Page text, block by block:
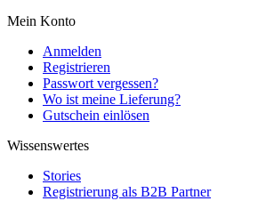
Mein Konto
Anmelden
Registrieren
Passwort vergessen?
Wo ist meine Lieferung?
Gutschein einlösen
Wissenswertes
Stories
Registrierung als B2B Partner